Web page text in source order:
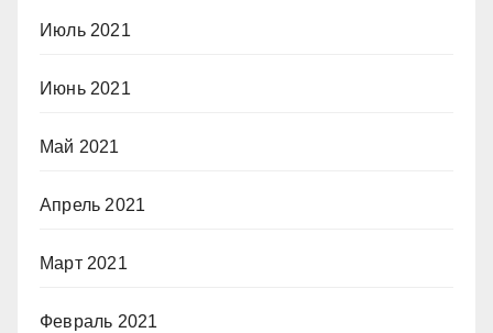
Июль 2021
Июнь 2021
Май 2021
Апрель 2021
Март 2021
Февраль 2021